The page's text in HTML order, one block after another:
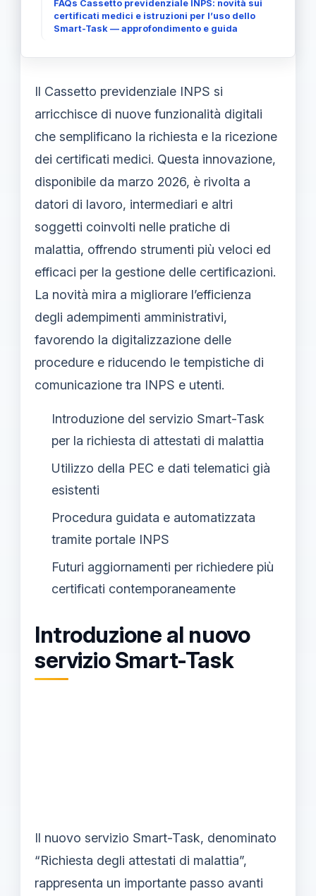
FAQs Cassetto previdenziale INPS: novità sui
certificati medici e istruzioni per l’uso dello
Smart-Task — approfondimento e guida
Il Cassetto previdenziale INPS si
arricchisce di nuove funzionalità digitali
che semplificano la richiesta e la ricezione
dei certificati medici. Questa innovazione,
disponibile da marzo 2026, è rivolta a
datori di lavoro, intermediari e altri
soggetti coinvolti nelle pratiche di
malattia, offrendo strumenti più veloci ed
efficaci per la gestione delle certificazioni.
La novità mira a migliorare l’efficienza
degli adempimenti amministrativi,
favorendo la digitalizzazione delle
procedure e riducendo le tempistiche di
comunicazione tra INPS e utenti.
Introduzione del servizio Smart-Task
per la richiesta di attestati di malattia
Utilizzo della PEC e dati telematici già
esistenti
Procedura guidata e automatizzata
tramite portale INPS
Futuri aggiornamenti per richiedere più
certificati contemporaneamente
Introduzione al nuovo
servizio Smart-Task
Il nuovo servizio Smart-Task, denominato
“Richiesta degli attestati di malattia”,
rappresenta un importante passo avanti